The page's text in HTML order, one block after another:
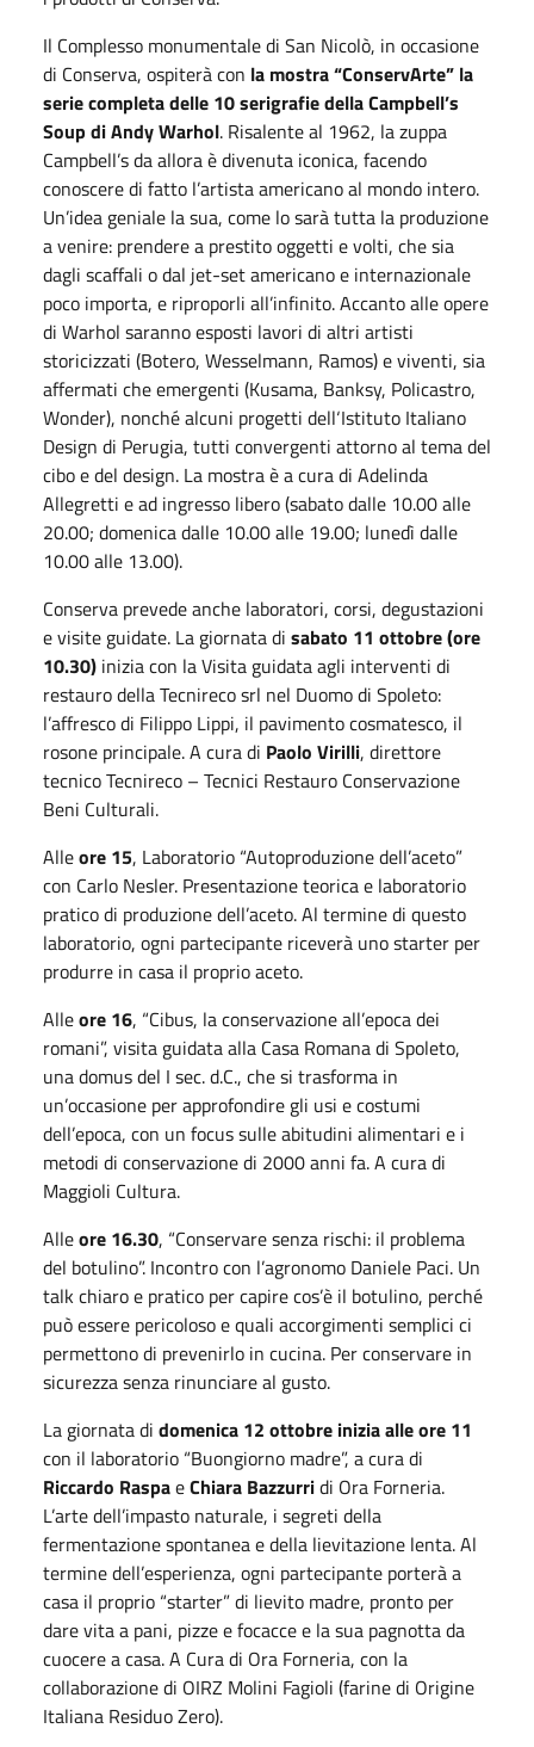
Il Complesso monumentale di San Nicolò, in occasione
di Conserva, ospiterà con la mostra “ConservArte” la
serie completa delle 10 serigrafie della Campbell’s
Soup di Andy Warhol. Risalente al 1962, la zuppa
Campbell’s da allora è divenuta iconica, facendo
conoscere di fatto l’artista americano al mondo intero.
Un’idea geniale la sua, come lo sarà tutta la produzione
a venire: prendere a prestito oggetti e volti, che sia
dagli scaffali o dal jet-set americano e internazionale
poco importa, e riproporli all’infinito. Accanto alle opere
di Warhol saranno esposti lavori di altri artisti
storicizzati (Botero, Wesselmann, Ramos) e viventi, sia
affermati che emergenti (Kusama, Banksy, Policastro,
Wonder), nonché alcuni progetti dell‘Istituto Italiano
Design di Perugia, tutti convergenti attorno al tema del
cibo e del design. La mostra è a cura di Adelinda
Allegretti e ad ingresso libero (sabato dalle 10.00 alle
20.00; domenica dalle 10.00 alle 19.00; lunedì dalle
10.00 alle 13.00).
Conserva prevede anche laboratori, corsi, degustazioni
e visite guidate. La giornata di sabato 11 ottobre (ore
10.30) inizia con la Visita guidata agli interventi di
restauro della Tecnireco srl nel Duomo di Spoleto:
l’affresco di Filippo Lippi, il pavimento cosmatesco, il
rosone principale. A cura di Paolo Virilli, direttore
tecnico Tecnireco – Tecnici Restauro Conservazione
Beni Culturali.
Alleore 15, Laboratorio “Autoproduzione dell’aceto”
con Carlo Nesler. Presentazione teorica e laboratorio
pratico di produzione dell’aceto. Al termine di questo
laboratorio, ogni partecipante riceverà uno starter per
produrre in casa il proprio aceto.
Alleore 16, “Cibus, la conservazione all’epoca dei
romani”, visita guidata alla Casa Romana di Spoleto,
una domus del I sec. d.C., che si trasforma in
un’occasione per approfondire gli usi e costumi
dell’epoca, con un focus sulle abitudini alimentari e i
metodi di conservazione di 2000 anni fa. A cura di
Maggioli Cultura.
Alleore 16.30, “Conservare senza rischi: il problema
del botulino”. Incontro con l’agronomo Daniele Paci. Un
talk chiaro e pratico per capire cos’è il botulino, perché
può essere pericoloso e quali accorgimenti semplici ci
permettono di prevenirlo in cucina. Per conservare in
sicurezza senza rinunciare al gusto.
La giornata di domenica 12 ottobre inizia alle ore 11
con il laboratorio “Buongiorno madre”, a cura di
Riccardo RaspaeChiara Bazzurridi Ora Forneria.
L’arte dell’impasto naturale, i segreti della
fermentazione spontanea e della lievitazione lenta. Al
termine dell’esperienza, ogni partecipante porterà a
casa il proprio “starter” di lievito madre, pronto per
dare vita a pani, pizze e focacce e la sua pagnotta da
cuocere a casa. A Cura di Ora Forneria, con la
collaborazione di OIRZ Molini Fagioli (farine di Origine
Italiana Residuo Zero).